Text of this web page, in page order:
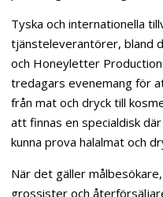
Tyska och internationella
tjänsteleverantörer, bland
och Honeyletter
tredagars evenemang för
från mat och dryck till
att finnas en specialdisk
kunna prova halalmat och
När det gäller
grossister och